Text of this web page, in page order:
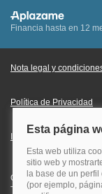
Financia hasta en 12
Nota legal y
Política de Privacidad
Información Legal
Quehoteles.com -
Todos los derechos